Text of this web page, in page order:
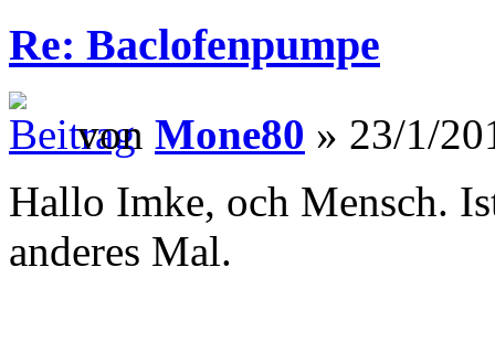
Re: Baclofenpumpe
von Mone80 » 23/1/
Hallo Imke, och Mensch.
anderes Mal.